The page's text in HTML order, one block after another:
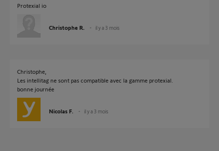
Protexial io
Christophe R. il y a 3 mois
Christophe,
Les intellitag ne sont pas compatible avec la gamme protexial.
bonne journée
Nicolas F. il y a 3 mois